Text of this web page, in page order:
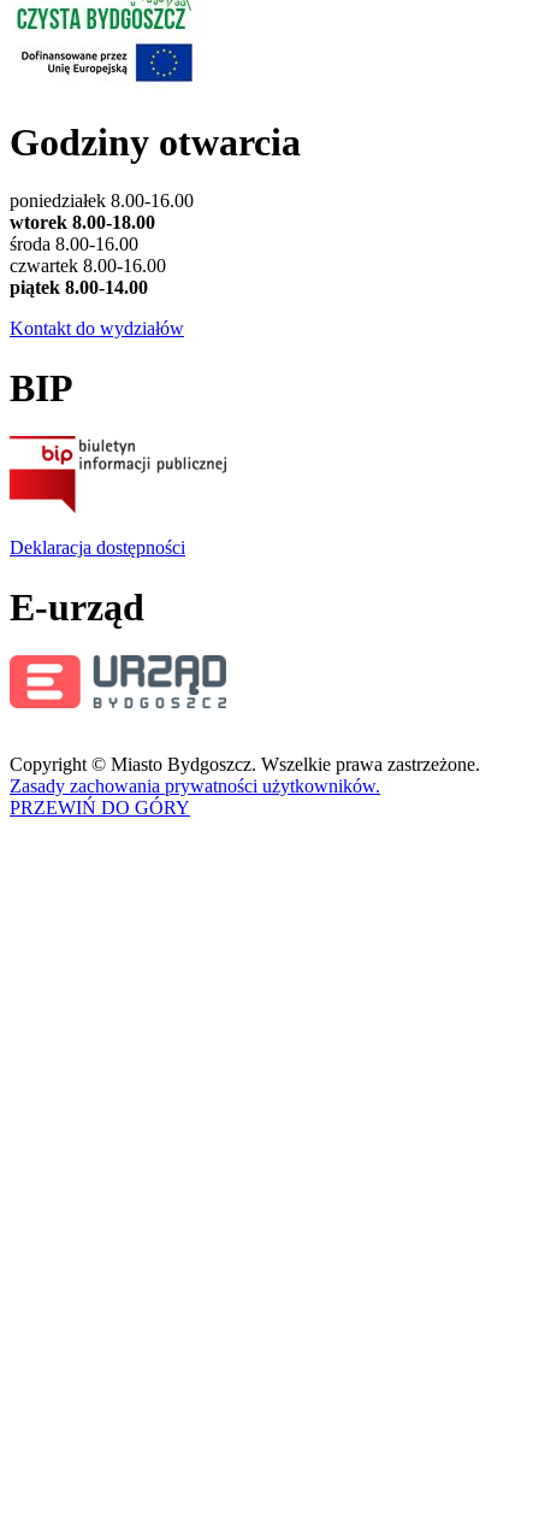
Godziny otwarcia
poniedziałek 8.00-16.00
wtorek 8.00-18.00
środa 8.00-16.00
czwartek 8.00-16.00
piątek 8.00-14.00
Kontakt do wydziałów
BIP
Deklaracja dostępności
E-urząd
Copyright © Miasto Bydgoszcz. Wszelkie prawa zastrzeżone.
Zasady zachowania prywatności użytkowników.
PRZEWIŃ DO GÓRY